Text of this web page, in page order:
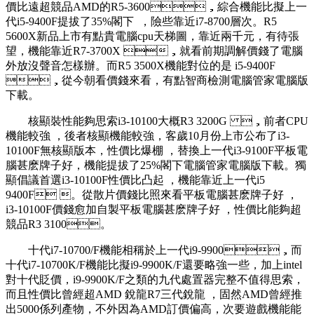
價比遠超競品AMD的R5-3600，綜合機能比擬上一
代i5-9400F提拔了35%閣下  ，險些靠近i7-8700層次 。R5
5600X新品上市有點貴電腦cpu天梯圖，靠近兩千元，有待張
望，機能靠近R7-3700X ，就看前期調解價錢了電腦
外放沒聲音怎樣辦。而R5 3500X機能對位的是 i5-9400F
，從今朝看價錢來看，有點智商檢測電腦管家電腦版
下載 。
核顯裝性能夠思索i3-10100大概R3 3200G ，前者CPU
機能較強 ，後者核顯機能較強，客歲10月份上市公布了i3-
10100F無核顯版本 ，性價比爆棚 ，替換上一代i3-9100F平板電
腦甚麽牌子好，機能提拔了25%閣下電腦管家電腦版下載。獨
顯倡議首選i3-10100F性價比凸起 ，機能靠近上一代i5
9400F 。從散片價錢比照來看平板電腦甚麽牌子好 ，
i3-10100F價錢愈加自製平板電腦甚麽牌子好 ，性價比能夠超
競品R3 3100。
十代i7-10700/F機能相稱於上一代i9-9900，而
十代i7-10700K/F機能比擬i9-9900K/F還要略強一些 ，加上intel
對十代貶價，i9-9900K/F之類的九代處置器完整不值得思索，
而且性價比曾經超AMD 銳龍R7三代銳龍 ，固然AMD曾經推
出5000係列產物，不外因為AMD訂價偏高，次要遊戲機能能